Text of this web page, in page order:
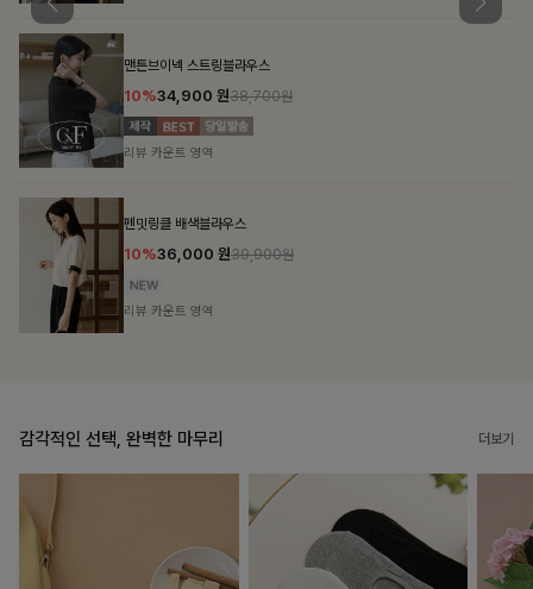
칠킷배색 프린팅맨투맨티
10%20,700 원22,900원
리뷰 카운트 영역
16,200 17,900원
감각적인 선택, 완벽한 마무리 더보기